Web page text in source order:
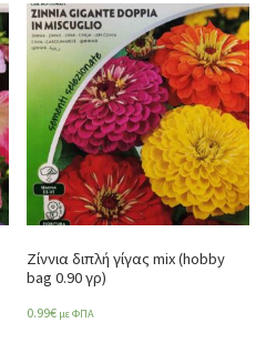
Ζίννια διπλή γίγας mix (hobby
bag 0.90 γρ)
0.99€ με ΦΠΑ